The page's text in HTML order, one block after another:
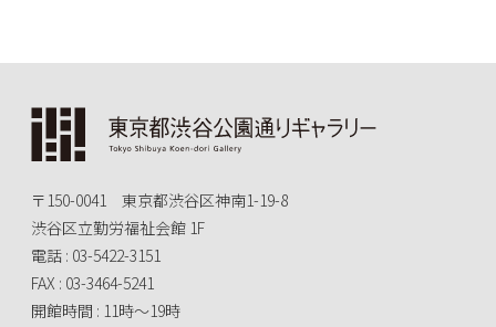
〒150-0041 東京都渋谷区神南1-19-8
渋谷区立勤労福祉会館 1F
電話 : 03-5422-3151
FAX : 03-3464-5241
開館時間 : 11時～19時